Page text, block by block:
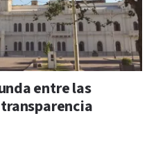
entre las